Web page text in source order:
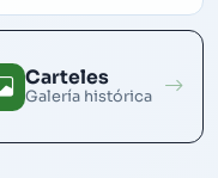
Carteles
Galería histórica